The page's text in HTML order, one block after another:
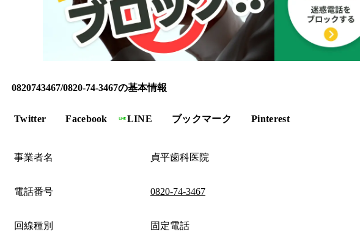
0820743467/0820-74-3467の基本情報
Twitter Facebook LINE ブックマーク Pinterest
事業者名 貞平歯科医院
電話番号 0820-74-3467
回線種別 固定電話